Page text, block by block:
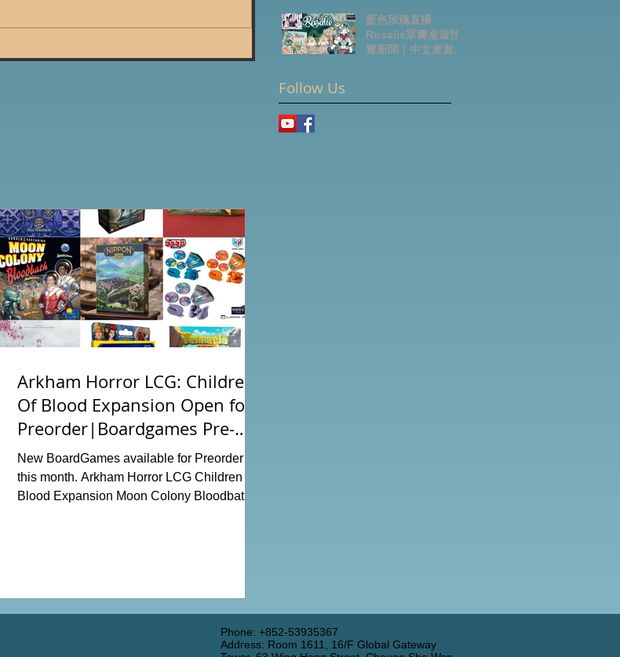
藍色玫瑰直播
Rosalie眾籌桌遊預
覽新聞｜中文桌遊節
Follow Us
Arkham Horror LCG: Children
Of Blood Expansion Open for
Preorder|Boardgames Pre-
Order News July2026
New BoardGames available for Preorder for
this month. Arkham Horror LCG Children Of
Blood Expansion Moon Colony Bloodbath
shop: https://www.allonboardhk.com/shop
All On Board HK Boardgames Retail Shop
Phone: +852-53935367
Address: Room 1611, 16/F Global Gateway